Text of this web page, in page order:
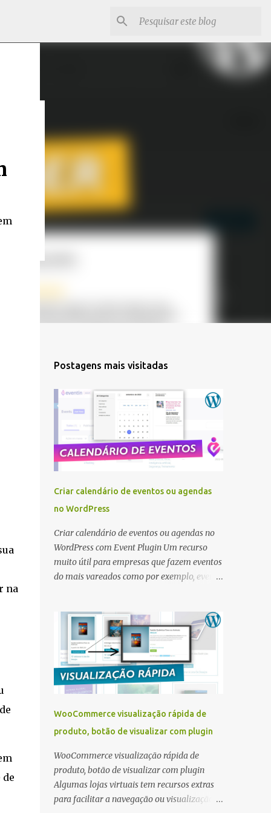
na
Postagens mais visitadas
Criar calendário de eventos ou agendas
no WordPress
Criar calendário de eventos ou agendas no
WordPress com Event Plugin Um recurso
muito útil para empresas que fazem eventos
do mais vareados como por exemplo, evento
site um sistema para criar calendário de
eventos. Existem muito tipos de sistemas em
WordPress para criar a área de divulgação
de eventos e um plugin muito simples de
configurar e completo é o Event Plugin
criado por Themewinter . Event Plugin
plugin para calendário de eventos ou
agendas Melhor plugin grátis para exibir
eventos e agendas no site feito em
WordPress. O plugin eventin ajuda a criar e
gerenciar eventos do seu site WordPress,
compatível com Elementor e Tema DIVI ,
mas se quiser pode utilizar o gerador de
WooCommerce visualização rápida de
produto, botão de visualizar com plugin
WooCommerce visualização rápida de
produto, botão de visualizar com plugin
Algumas lojas virtuais tem recursos extras
para facilitar a navegação ou visualização